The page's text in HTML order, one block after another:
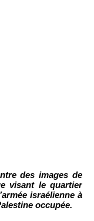
des images de
visant le quartier
israélienne à
occupée.